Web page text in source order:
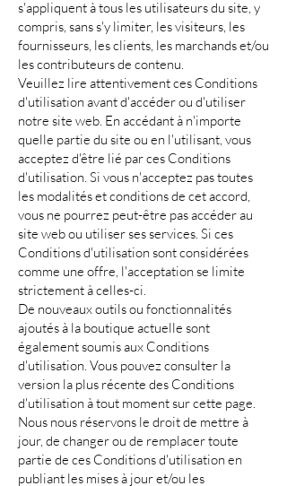
s'appliquent à tous les utilisateurs du site, y
compris, sans s'y limiter, les visiteurs, les
fournisseurs, les clients, les marchands et/ou
les contributeurs de contenu.
Veuillez lire attentivement ces Conditions
d'utilisation avant d'accéder ou d'utiliser
notre site web. En accédant à n'importe
quelle partie du site ou en l'utilisant, vous
acceptez d'être lié par ces Conditions
d'utilisation. Si vous n'acceptez pas toutes
les modalités et conditions de cet accord,
vous ne pourrez peut-être pas accéder au
site web ou utiliser ses services. Si ces
Conditions d'utilisation sont considérées
comme une offre, l'acceptation se limite
strictement à celles-ci.
De nouveaux outils ou fonctionnalités
ajoutés à la boutique actuelle sont
également soumis aux Conditions
d'utilisation. Vous pouvez consulter la
version la plus récente des Conditions
d'utilisation à tout moment sur cette page.
Nous nous réservons le droit de mettre à
jour, de changer ou de remplacer toute
partie de ces Conditions d'utilisation en
publiant les mises à jour et/ou les